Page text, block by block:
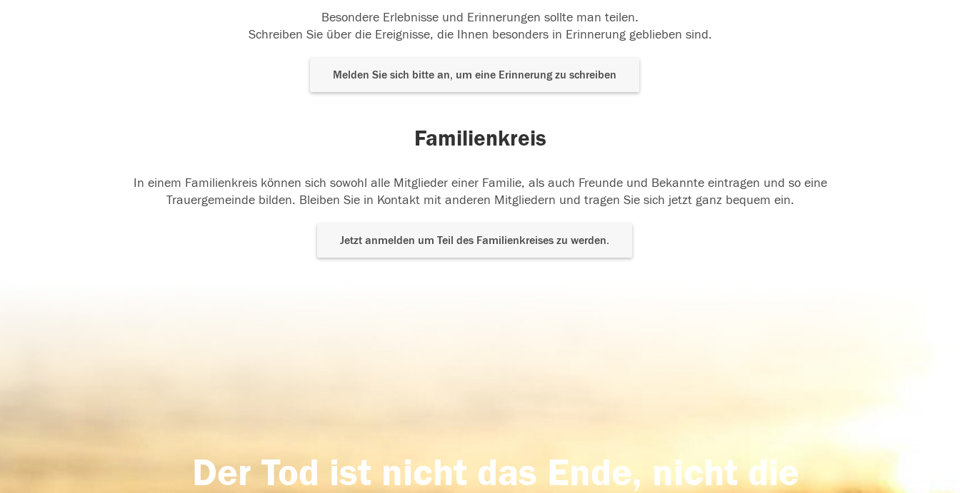
Besondere Erlebnisse und Erinnerungen sollte man teilen.
Schreiben Sie über die Ereignisse, die Ihnen besonders in Erinnerung geblieben sind.
Melden Sie sich bitte an, um eine Erinnerung zu schreiben
Familienkreis
In einem Familienkreis können sich sowohl alle Mitglieder einer Familie, als auch Freunde und Bekannte eintragen und so eine
Trauergemeinde bilden. Bleiben Sie in Kontakt mit anderen Mitgliedern und tragen Sie sich jetzt ganz bequem ein.
Jetzt anmelden um Teil des Familienkreises zu werden.
Der Tod ist nicht das Ende, nicht die